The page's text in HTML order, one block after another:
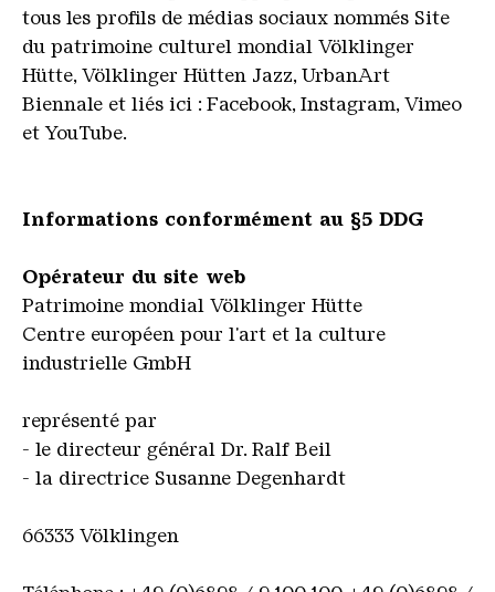
tous les profils de médias sociaux nommés Site
du patrimoine culturel mondial Völklinger
Hütte, Völklinger Hütten Jazz, UrbanArt
Biennale et liés ici : Facebook, Instagram, Vimeo
et YouTube.
Informations conformément au §5 DDG
Opérateur du site web
Patrimoine mondial Völklinger Hütte
Centre européen pour l'art et la culture
industrielle GmbH
représenté par
- le directeur général Dr. Ralf Beil
- la directrice Susanne Degenhardt
66333 Völklingen